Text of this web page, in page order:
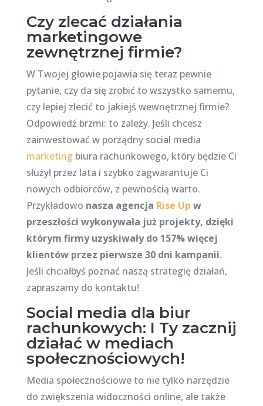
Czy zlecać działania
marketingowe
zewnętrznej firmie?
W Twojej głowie pojawia się teraz pewnie
pytanie, czy da się zrobić to wszystko samemu,
czy lepiej zlecić to jakiejś wewnętrznej firmie?
Odpowiedź brzmi: to zależy. Jeśli chcesz
zainwestować w porządny social media
marketing biura rachunkowego, który będzie Ci
służył przez lata i szybko zagwarantuje Ci
nowych odbiorców, z pewnością warto.
Przykładowo nasza agencja Rise Up w
przeszłości wykonywała już projekty, dzięki
którym firmy uzyskiwały do 157% więcej
klientów przez pierwsze 30 dni kampanii.
Jeśli chciałbyś poznać naszą strategię działań,
zapraszamy do kontaktu!
Social media dla biur
rachunkowych: I Ty zacznij
działać w mediach
społecznościowych!
Media społecznościowe to nie tylko narzędzie
do zwiększenia widoczności online, ale także